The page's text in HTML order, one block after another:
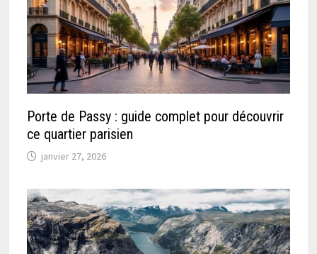
Porte de Passy : guide complet pour découvrir
ce quartier parisien
janvier 27, 2026